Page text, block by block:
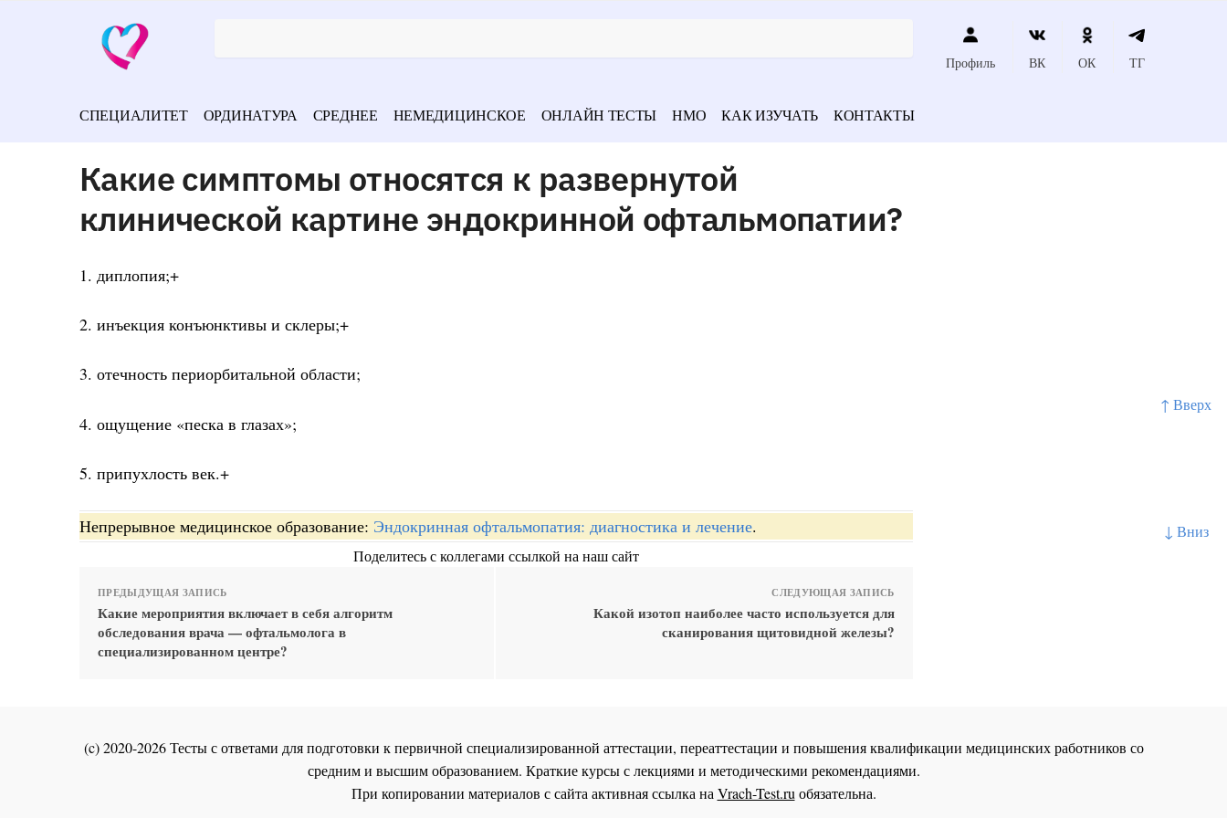
↑ Вверх
↓ Вниз
Профиль ВК ОК ТГ
СПЕЦИАЛИТЕТ ОРДИНАТУРА СРЕДНЕЕ НЕМЕДИЦИНСКОЕ ОНЛАЙН ТЕСТЫ НМО КАК ИЗУЧАТЬ КОНТАКТЫ
Какие симптомы относятся к развернутой
клинической картине эндокринной офтальмопатии?
1. диплопия;+
2. инъекция конъюнктивы и склеры;+
3. отечность периорбитальной области;
4. ощущение «песка в глазах»;
5. припухлость век.+
Непрерывное медицинское образование: Эндокринная офтальмопатия: диагностика и лечение.
Поделитесь с коллегами ссылкой на наш сайт
ПРЕДЫДУЩАЯ ЗАПИСЬ
Какие мероприятия включает в себя алгоритм
обследования врача — офтальмолога в
специализированном центре?
СЛЕДУЮЩАЯ ЗАПИСЬ
Какой изотоп наиболее часто используется для
сканирования щитовидной железы?
(c) 2020-2026 Тесты с ответами для подготовки к первичной специализированной аттестации, переаттестации и повышения квалификации медицинских работников со
средним и высшим образованием. Краткие курсы с лекциями и методическими рекомендациями.
При копировании материалов с сайта активная ссылка на Vrach-Test.ru обязательна.